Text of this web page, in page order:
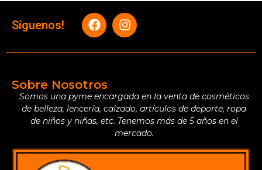
Síguenos!
Sobre Nosotros
Somos una pyme encargada en la venta de cosméticos
de belleza, lencería, calzado, artículos de deporte, ropa
de niños y niñas, etc. Tenemos más de 5 años en el
mercado.